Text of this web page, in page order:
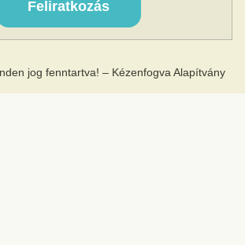
jog fenntartva! – Kézenfogva Alapítvány